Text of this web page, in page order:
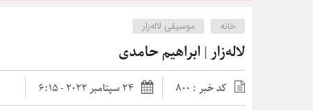
خانه موسیقی لاله‌زار
لاله‌زار | ابراهیم حامدی
کد خبر : 800 24 سپتامبر 2022 - 6:15